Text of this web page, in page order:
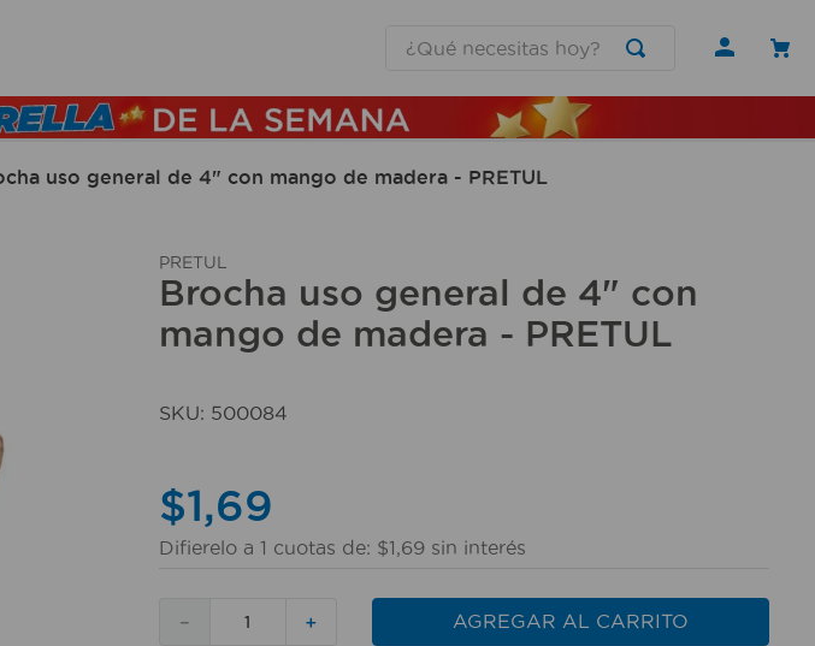
uso general de 4" con mango de madera - PRETUL
PRETUL
Brocha uso general de 4" con
mango de madera - PRETUL
SKU: 500084
$1,69
Difierelo a 1 cuotas de: $1,69sin interés
＋
－ AGREGAR AL CARRITO
BUSCADOS